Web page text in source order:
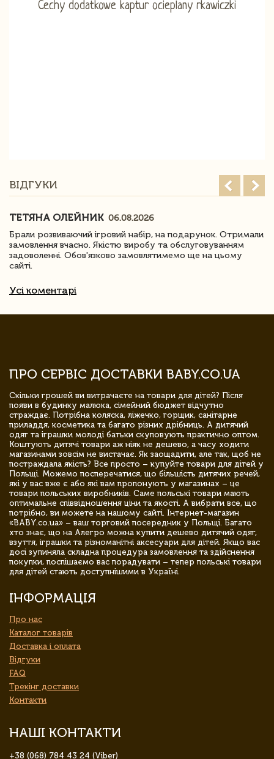
ВІДГУКИ
ТЕТЯНА ОЛЕЙНИК 06.08.2026
Брали розвиваючий ігровий набір, на подарунок. Отримали
замовлення вчасно. Якістю виробу та обслуговуванням
задоволенні. Обов'язково замовлятимемо ще на цьому
сайті.
Усі коментарі
ПРО СЕРВІС ДОСТАВКИ BABY.CO.UA
Скільки грошей ви витрачаєте на товари для дітей? Після
появи в будинку малюка, сімейний бюджет відчутно
страждає. Потрібна коляска, ліжечко, горщик, санітарне
приладдя, косметика та багато різних дрібниць. А дитячий
одяг та іграшки молоді батьки скуповують практично оптом.
Коштують дитячі товари аж ніяк не дешево, а часу ходити
магазинами зовсім не вистачає. Як заощадити, але так, щоб не
постраждала якість? Все просто – купуйте товари для дітей у
Польщі. Можемо посперечатися, що більшість дитячих речей,
які у вас вже є або які вам пропонують у магазинах – це
товари польських виробників. Саме польські товари мають
оптимальне співвідношення ціни та якості. А вибрати все, що
потрібно, ви можете на нашому сайті. Інтернет-магазин
«BABY.co.ua» – ваш торговий посередник у Польщі. Багато
хто знає, що на Алегро можна купити дешево дитячий одяг,
взуття, іграшки та різноманітні аксесуари для дітей. Якщо вас
досі зупиняла складна процедура замовлення та здійснення
покупки, поспішаємо вас порадувати – тепер польські товари
для дітей стають доступнішими в Україні.
ІНФОРМАЦІЯ
Про нас
Каталог товарів
Доставка і оплата
Відгуки
FAQ
Трекінг доставки
Контакти
НАШІ КОНТАКТИ
+38 (068) 784 43 24 (Viber)